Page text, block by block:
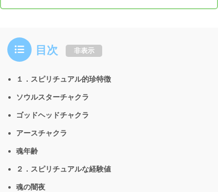
目次 非表示
１．スピリチュアル的珍特徴
ソウルスターチャクラ
ゴッドヘッドチャクラ
アースチャクラ
魂年齢
２．スピリチュアルな経験値
魂の闇夜